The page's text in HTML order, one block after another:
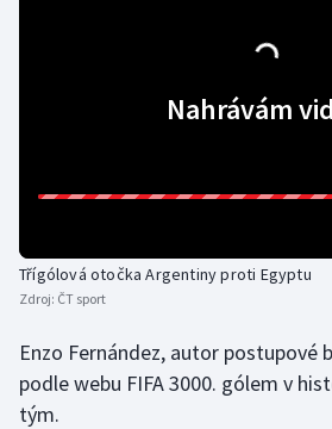
Nahrávám
Třígólová otočka Argentiny proti Egyptu
Zdroj: ČT sport
Enzo Fernández, autor postupové
podle webu FIFA 3000. gólem v
tým.